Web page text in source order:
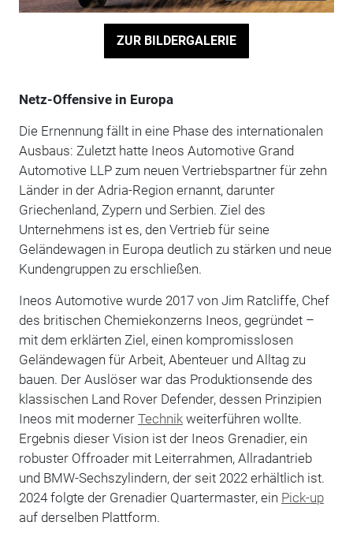
ZUR BILDERGALERIE
Netz-Offensive in Europa
Die Ernennung fällt in eine Phase des internationalen
Ausbaus: Zuletzt hatte Ineos Automotive Grand
Automotive LLP zum neuen Vertriebspartner für zehn
Länder in der Adria-Region ernannt, darunter
Griechenland, Zypern und Serbien. Ziel des
Unternehmens ist es, den Vertrieb für seine
Geländewagen in Europa deutlich zu stärken und neue
Kundengruppen zu erschließen.
Ineos Automotive wurde 2017 von Jim Ratcliffe, Chef
des britischen Chemiekonzerns Ineos, gegründet –
mit dem erklärten Ziel, einen kompromisslosen
Geländewagen für Arbeit, Abenteuer und Alltag zu
bauen. Der Auslöser war das Produktionsende des
klassischen Land Rover Defender, dessen Prinzipien
Ineos mit moderner Technikweiterführen wollte.
Ergebnis dieser Vision ist der Ineos Grenadier, ein
robuster Offroader mit Leiterrahmen, Allradantrieb
und BMW-Sechszylindern, der seit 2022 erhältlich ist.
2024 folgte der Grenadier Quartermaster, ein Pick-up
auf derselben Plattform.